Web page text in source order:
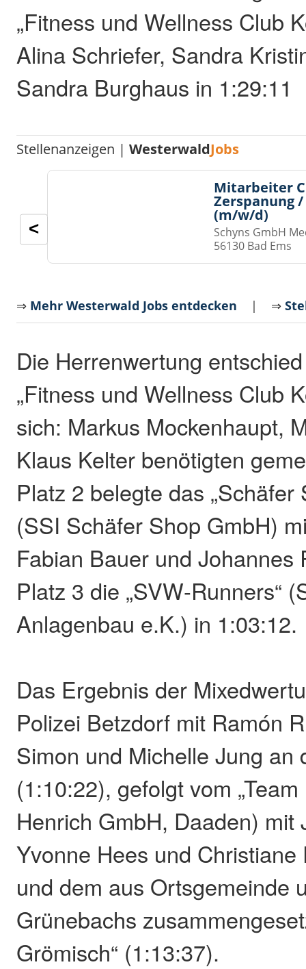
„Fitness und Wellness Club
Alina Schriefer, Sandra
Sandra Burghaus in 1:29:11
Stellenanzeigen |WesterwaldJobs
Mitarbeiter
Zerspanung
(m/w/d)
Schyns GmbH
56130 Bad Ems
<
⇒ Mehr Westerwald Jobs entdecken | ⇒
Die Herrenwertung
„Fitness und Wellness Club
sich: Markus Mockenhaupt,
Klaus Kelter benötigten
Platz 2 belegte das „Schäfer
(SSI Schäfer Shop GmbH)
Fabian Bauer und Johannes
Platz 3 die „SVW-Runners“
Anlagenbau e.K.) in 1:03:12.
Das Ergebnis der
Polizei Betzdorf mit Ramón
Simon und Michelle Jung an
(1:10:22), gefolgt vom
Henrich GmbH, Daaden) mit
Yvonne Hees und
und dem aus Ortsgemeinde
Grünebachs
Grömisch“ (1:13:37).